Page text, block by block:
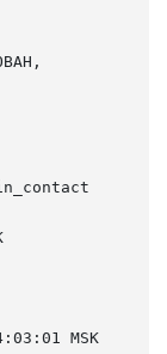
MSK